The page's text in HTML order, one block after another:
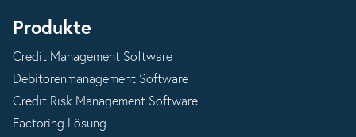
Produkte
Credit Management Software
Debitorenmanagement Software
Credit Risk Management Software
Factoring Lösung